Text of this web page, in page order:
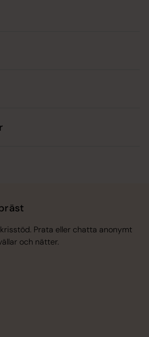
Prata eller chatta anonymt
och nätter.